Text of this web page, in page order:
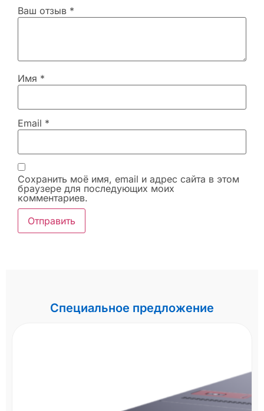
Ваш отзыв *
Имя *
Email *
Сохранить моё имя, email и адрес сайта в этом
браузере для последующих моих
комментариев.
Специальное предложение